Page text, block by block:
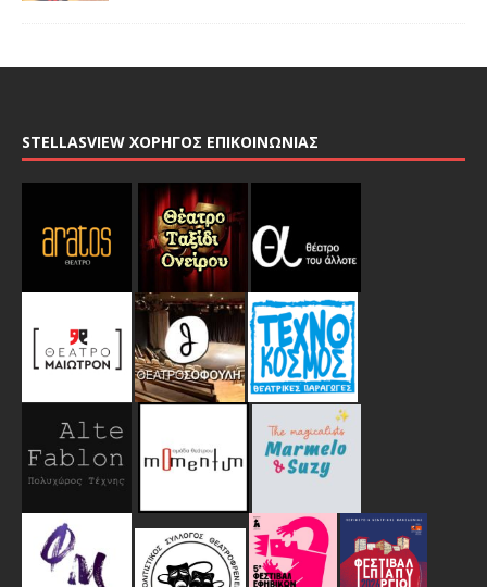
STELLASVIEW ΧΟΡΗΓΟΣ ΕΠΙΚΟΙΝΩΝΙΑΣ